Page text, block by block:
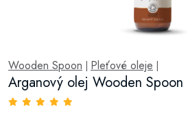
Wooden Spoon Pleťové oleje
Arganový olej Wooden Spoon